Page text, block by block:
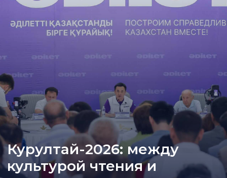
Курултай-2026: между
культурой чтения и